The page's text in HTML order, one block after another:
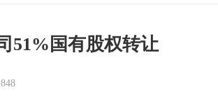
51%国有股权转让